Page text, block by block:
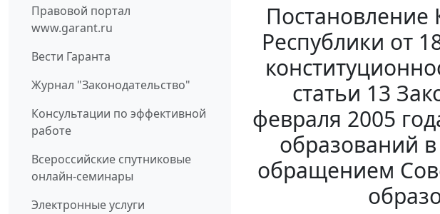
Правовой портал
www.garant.ru
Вести Гаранта
Журнал "Законодательство"
Консультации по эффективной
работе
Всероссийские спутниковые
онлайн-семинары
Электронные услуги
Постановление
Республики от
статьи 13
февраля 2005
образований
обращением